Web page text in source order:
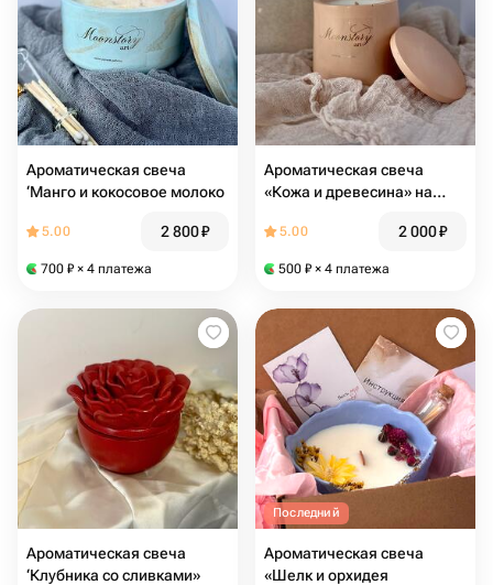
Ароматическая свеча
‘Манго и кокосовое молоко
5.00 2 800₽
700 ₽ × 4 платежа
Ароматическая свеча
«Кожа и древесина» на
5.00 2 000₽
500 ₽ × 4 платежа
Ароматическая свеча
‘Клубника со сливками»
Последний
Ароматическая свеча
«Шелк и орхидея